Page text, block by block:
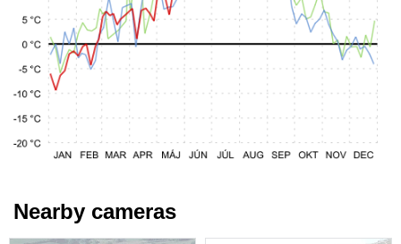
Nearby cameras